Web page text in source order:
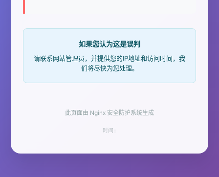
如果您认为这是误判
请联系网站管理员，并提供您的IP地址和访问时间，我
们将尽快为您处理。
此页面由 Nginx 安全防护系统生成
时间: